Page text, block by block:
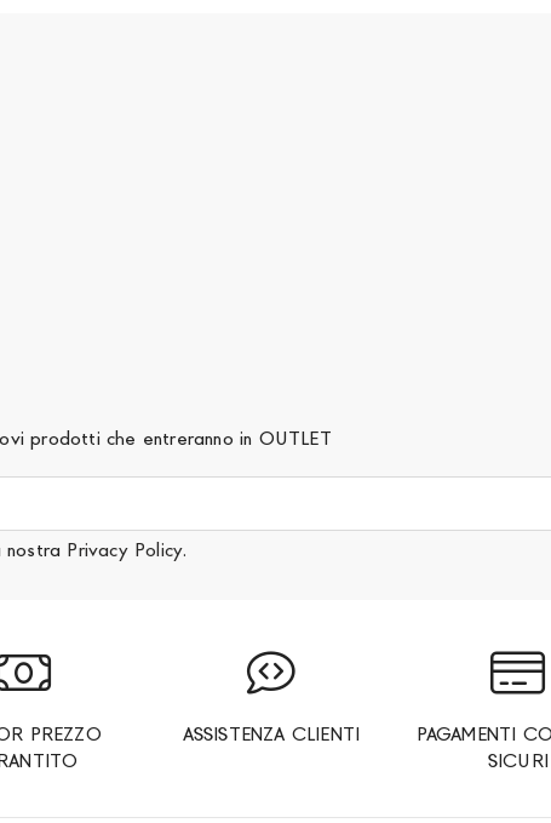
prodotti che entreranno in OUTLET
nostra Privacy Policy.
PREZZO
ASSISTENZA CLIENTI
PAGAMENTI
SICURI